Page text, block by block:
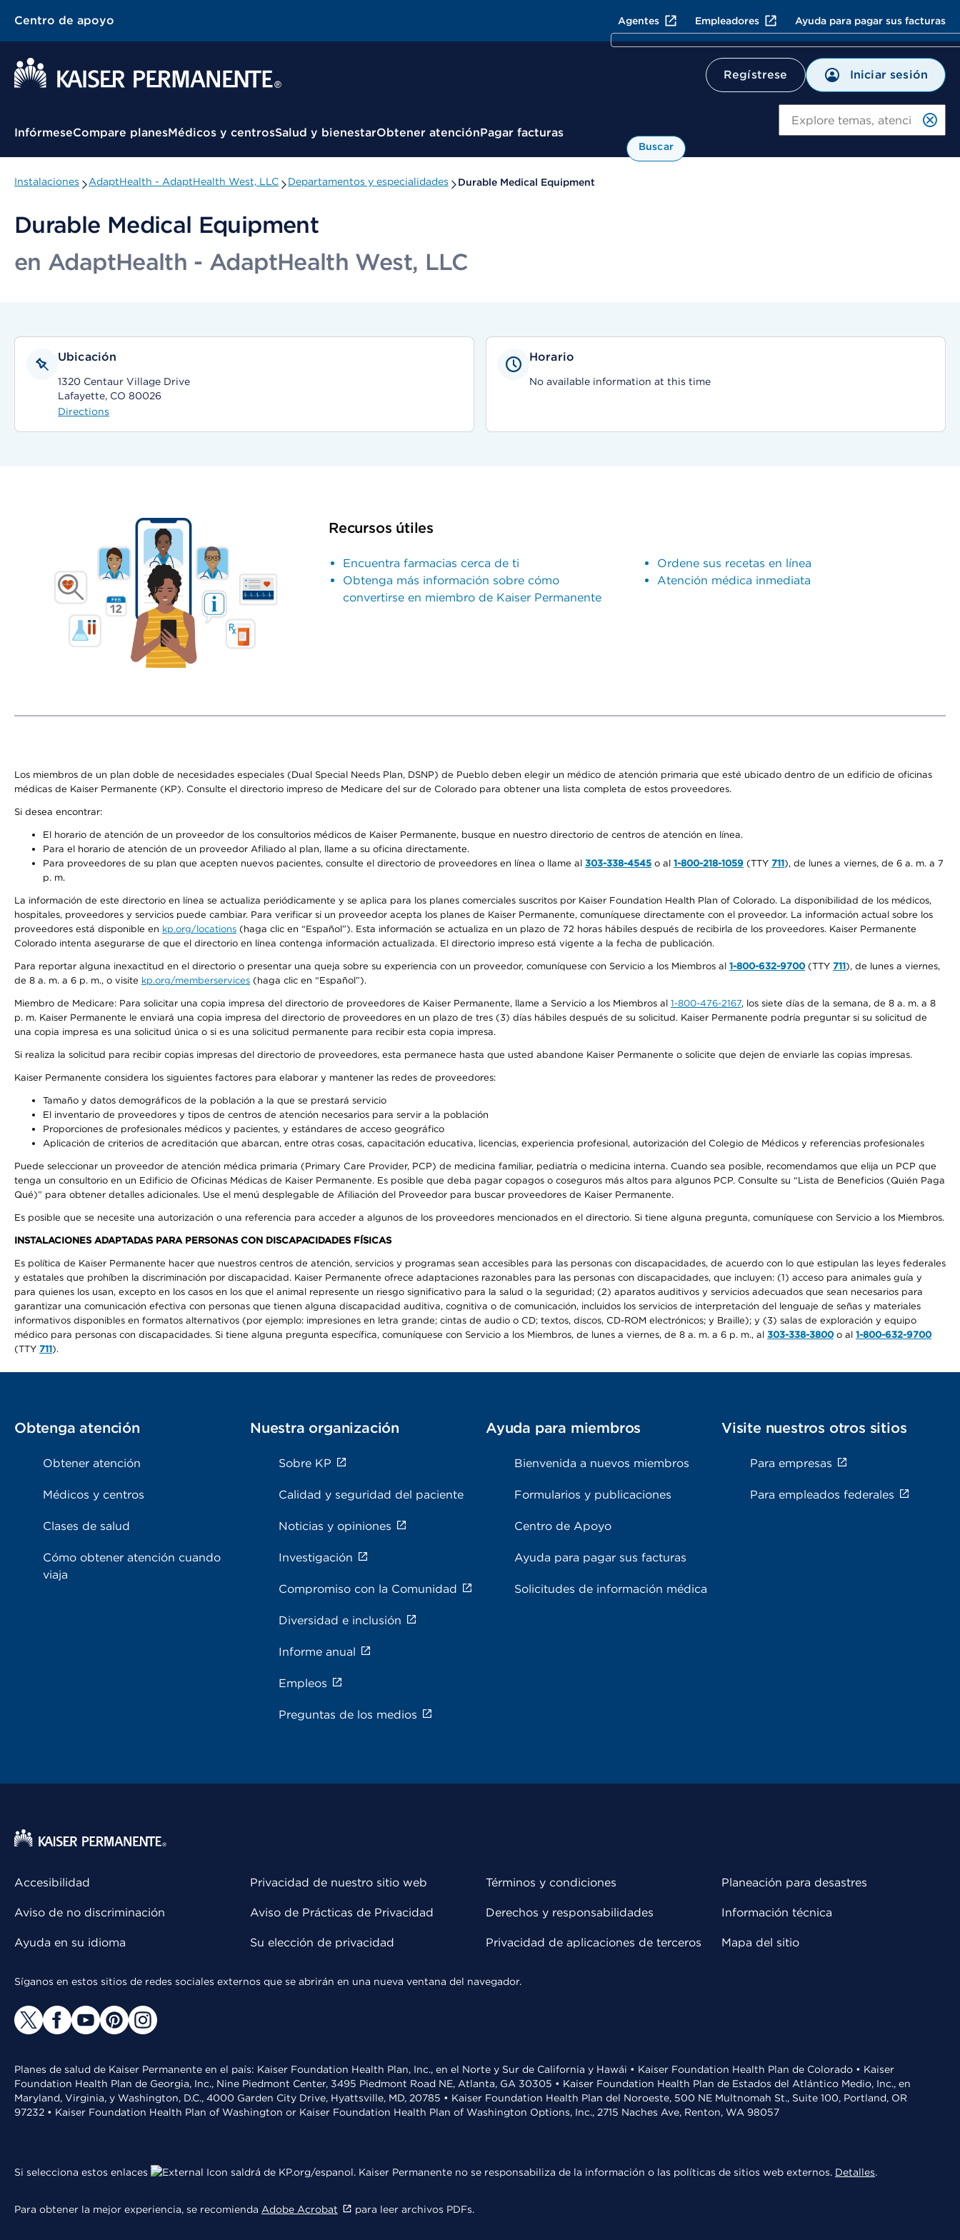
Centro de apoyo Agentes Empleadores Ayuda para pagar sus facturas
Regístrese Iniciar sesión
Menú contextual
InfórmeseCompare planesMédicos y centrosSalud y bienestarObtener atenciónPagar facturas
Buscar
Instalaciones AdaptHealth - AdaptHealth West, LLC Departamentos y especialidades Durable Medical Equipment
Durable Medical Equipment
en AdaptHealth - AdaptHealth West, LLC
Ubicación
1320 Centaur Village Drive
Lafayette, CO 80026
Directions
Horario
No available information at this time
Recursos útiles
Encuentra farmacias cerca de ti
Obtenga más información sobre cómo
convertirse en miembro de Kaiser Permanente
Ordene sus recetas en línea
Atención médica inmediata
Los miembros de un plan doble de necesidades especiales (Dual Special Needs Plan, DSNP) de Pueblo deben elegir un médico de atención primaria que esté ubicado dentro de un edificio de oficinas
médicas de Kaiser Permanente (KP). Consulte el directorio impreso de Medicare del sur de Colorado para obtener una lista completa de estos proveedores.
Si desea encontrar:
El horario de atención de un proveedor de los consultorios médicos de Kaiser Permanente, busque en nuestro directorio de centros de atención en línea.
Para el horario de atención de un proveedor Afiliado al plan, llame a su oficina directamente.
Para proveedores de su plan que acepten nuevos pacientes, consulte el directorio de proveedores en línea o llame al 303-338-4545 o al 1-800-218-1059 (TTY 711), de lunes a viernes, de 6 a. m. a 7
p. m.
La información de este directorio en línea se actualiza periódicamente y se aplica para los planes comerciales suscritos por Kaiser Foundation Health Plan of Colorado. La disponibilidad de los médicos,
hospitales, proveedores y servicios puede cambiar. Para verificar si un proveedor acepta los planes de Kaiser Permanente, comuníquese directamente con el proveedor. La información actual sobre los
proveedores está disponible en kp.org/locations (haga clic en “Español”). Esta información se actualiza en un plazo de 72 horas hábiles después de recibirla de los proveedores. Kaiser Permanente
Colorado intenta asegurarse de que el directorio en línea contenga información actualizada. El directorio impreso está vigente a la fecha de publicación.
Para reportar alguna inexactitud en el directorio o presentar una queja sobre su experiencia con un proveedor, comuníquese con Servicio a los Miembros al 1-800-632-9700(TTY 711), de lunes a viernes,
de 8 a. m. a 6 p. m., o visite kp.org/memberservices (haga clic en “Español”).
Miembro de Medicare: Para solicitar una copia impresa del directorio de proveedores de Kaiser Permanente, llame a Servicio a los Miembros al 1-800-476-2167, los siete días de la semana, de 8 a. m. a 8
p. m. Kaiser Permanente le enviará una copia impresa del directorio de proveedores en un plazo de tres (3) días hábiles después de su solicitud. Kaiser Permanente podría preguntar si su solicitud de
una copia impresa es una solicitud única o si es una solicitud permanente para recibir esta copia impresa.
Si realiza la solicitud para recibir copias impresas del directorio de proveedores, esta permanece hasta que usted abandone Kaiser Permanente o solicite que dejen de enviarle las copias impresas.
Kaiser Permanente considera los siguientes factores para elaborar y mantener las redes de proveedores:
Tamaño y datos demográficos de la población a la que se prestará servicio
El inventario de proveedores y tipos de centros de atención necesarios para servir a la población
Proporciones de profesionales médicos y pacientes, y estándares de acceso geográfico
Aplicación de criterios de acreditación que abarcan, entre otras cosas, capacitación educativa, licencias, experiencia profesional, autorización del Colegio de Médicos y referencias profesionales
Puede seleccionar un proveedor de atención médica primaria (Primary Care Provider, PCP) de medicina familiar, pediatría o medicina interna. Cuando sea posible, recomendamos que elija un PCP que
tenga un consultorio en un Edificio de Oficinas Médicas de Kaiser Permanente. Es posible que deba pagar copagos o coseguros más altos para algunos PCP. Consulte su “Lista de Beneficios (Quién Paga
Qué)” para obtener detalles adicionales. Use el menú desplegable de Afiliación del Proveedor para buscar proveedores de Kaiser Permanente.
Es posible que se necesite una autorización o una referencia para acceder a algunos de los proveedores mencionados en el directorio. Si tiene alguna pregunta, comuníquese con Servicio a los Miembros.
INSTALACIONES ADAPTADAS PARA PERSONAS CON DISCAPACIDADES FÍSICAS
Es política de Kaiser Permanente hacer que nuestros centros de atención, servicios y programas sean accesibles para las personas con discapacidades, de acuerdo con lo que estipulan las leyes federales
y estatales que prohíben la discriminación por discapacidad. Kaiser Permanente ofrece adaptaciones razonables para las personas con discapacidades, que incluyen: (1) acceso para animales guía y
para quienes los usan, excepto en los casos en los que el animal represente un riesgo significativo para la salud o la seguridad; (2) aparatos auditivos y servicios adecuados que sean necesarios para
garantizar una comunicación efectiva con personas que tienen alguna discapacidad auditiva, cognitiva o de comunicación, incluidos los servicios de interpretación del lenguaje de señas y materiales
informativos disponibles en formatos alternativos (por ejemplo: impresiones en letra grande; cintas de audio o CD; textos, discos, CD-ROM electrónicos; y Braille); y (3) salas de exploración y equipo
médico para personas con discapacidades. Si tiene alguna pregunta específica, comuníquese con Servicio a los Miembros, de lunes a viernes, de 8 a. m. a 6 p. m., al 303-338-3800o al 1-800-632-9700
(TTY 711).
Obtenga atención
Obtener atención
Médicos y centros
Clases de salud
Cómo obtener atención cuando
viaja
Nuestra organización
Sobre KP
Calidad y seguridad del paciente
Noticias y opiniones
Investigación
Compromiso con la Comunidad
Diversidad e inclusión
Informe anual
Empleos
Preguntas de los medios
Ayuda para miembros
Bienvenida a nuevos miembros
Formularios y publicaciones
Centro de Apoyo
Ayuda para pagar sus facturas
Solicitudes de información médica
Visite nuestros otros sitios
Para empresas
Para empleados federales
Accesibilidad
Aviso de no discriminación
Ayuda en su idioma
Privacidad de nuestro sitio web
Aviso de Prácticas de Privacidad
Su elección de privacidad
Términos y condiciones
Derechos y responsabilidades
Privacidad de aplicaciones de terceros
Planeación para desastres
Información técnica
Mapa del sitio
Síganos en estos sitios de redes sociales externos que se abrirán en una nueva ventana del navegador.
Planes de salud de Kaiser Permanente en el país: Kaiser Foundation Health Plan, Inc., en el Norte y Sur de California y Hawái • Kaiser Foundation Health Plan de Colorado • Kaiser
Foundation Health Plan de Georgia, Inc., Nine Piedmont Center, 3495 Piedmont Road NE, Atlanta, GA 30305 • Kaiser Foundation Health Plan de Estados del Atlántico Medio, Inc., en
Maryland, Virginia, y Washington, D.C., 4000 Garden City Drive, Hyattsville, MD, 20785 • Kaiser Foundation Health Plan del Noroeste, 500 NE Multnomah St., Suite 100, Portland, OR
97232 • Kaiser Foundation Health Plan of Washington or Kaiser Foundation Health Plan of Washington Options, Inc., 2715 Naches Ave, Renton, WA 98057
Si selecciona estos enlaces saldrá de KP.org/espanol. Kaiser Permanente no se responsabiliza de la información o las políticas de sitios web externos. Detalles.
Para obtener la mejor experiencia, se recomienda Adobe Acrobat para leer archivos PDFs.